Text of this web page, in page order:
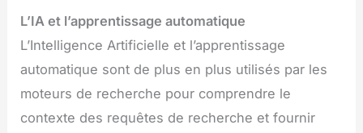
L’IA et l’apprentissage automatique
L’Intelligence Artificielle et l’apprentissage
automatique sont de plus en plus utilisés par les
moteurs de recherche pour comprendre le
contexte des requêtes de recherche et fournir